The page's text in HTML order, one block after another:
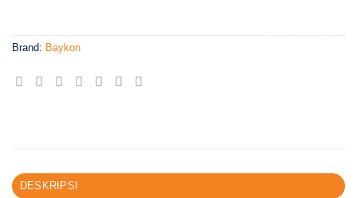
Brand: Baykon
DESKRIPSI